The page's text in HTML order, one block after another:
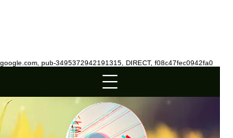
google.com, pub-3495372942191315, DIRECT, f08c47fec0942fa0